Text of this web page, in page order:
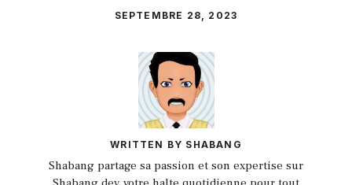
SEPTEMBRE 28, 2023
WRITTEN BY SHABANG
Shabang partage sa passion et son expertise sur